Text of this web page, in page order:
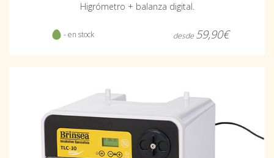
Higrómetro + balanza digital.
- en stock desde 59,90€